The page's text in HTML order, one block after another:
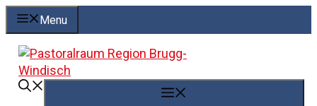
Springe
zum
Inhalt
Menu